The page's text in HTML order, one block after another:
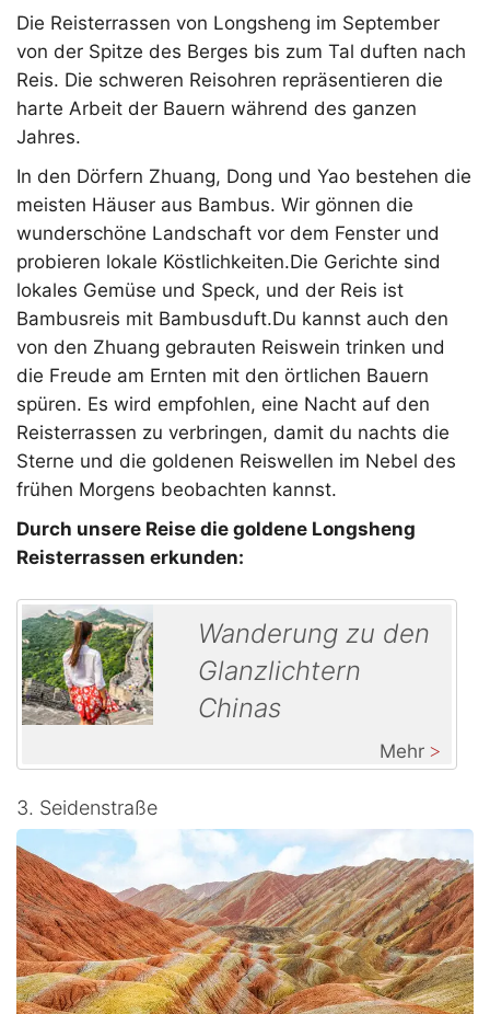
Die Reisterrassen von Longsheng im September
von der Spitze des Berges bis zum Tal duften nach
Reis. Die schweren Reisohren repräsentieren die
harte Arbeit der Bauern während des ganzen
Jahres.
In den Dörfern Zhuang, Dong und Yao bestehen die
meisten Häuser aus Bambus. Wir gönnen die
wunderschöne Landschaft vor dem Fenster und
probieren lokale Köstlichkeiten.Die Gerichte sind
lokales Gemüse und Speck, und der Reis ist
Bambusreis mit Bambusduft.Du kannst auch den
von den Zhuang gebrauten Reiswein trinken und
die Freude am Ernten mit den örtlichen Bauern
spüren. Es wird empfohlen, eine Nacht auf den
Reisterrassen zu verbringen, damit du nachts die
Sterne und die goldenen Reiswellen im Nebel des
frühen Morgens beobachten kannst.
Durch unsere Reise die goldene Longsheng
Reisterrassen erkunden:
Wanderung zu den
Glanzlichtern
Chinas
Mehr
3. Seidenstraße